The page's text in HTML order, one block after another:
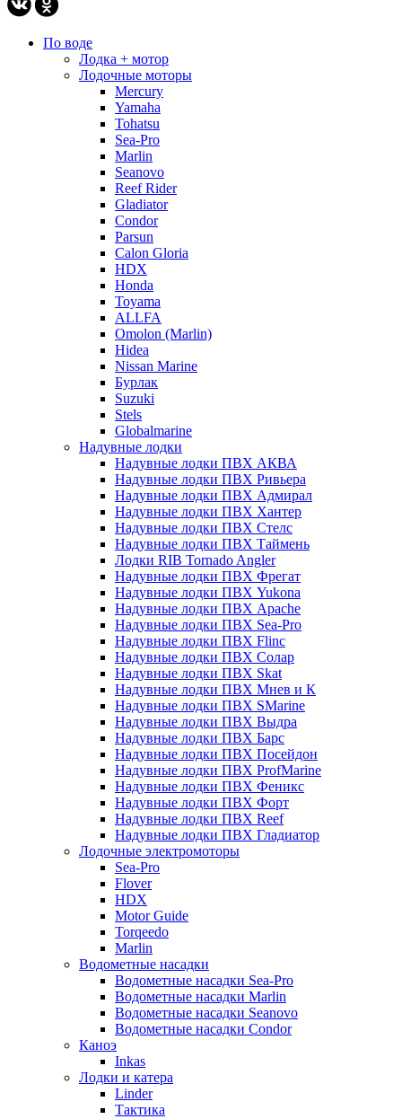
По воде
Лодка + мотор
Лодочные моторы
Mercury
Yamaha
Tohatsu
Sea-Pro
Marlin
Seanovo
Reef Rider
Gladiator
Condor
Parsun
Calon Gloria
HDX
Honda
Toyama
ALLFA
Omolon (Marlin)
Hidea
Nissan Marine
Бурлак
Suzuki
Stels
Globalmarine
Надувные лодки
Надувные лодки ПВХ АКВА
Надувные лодки ПВХ Ривьера
Надувные лодки ПВХ Адмирал
Надувные лодки ПВХ Хантер
Надувные лодки ПВХ Стелс
Надувные лодки ПВХ Таймень
Лодки RIB Tornado Angler
Надувные лодки ПВХ Фрегат
Надувные лодки ПВХ Yukona
Надувные лодки ПВХ Apache
Надувные лодки ПВХ Sea-Pro
Надувные лодки ПВХ Flinc
Надувные лодки ПВХ Солар
Надувные лодки ПВХ Skat
Надувные лодки ПВХ Мнев и К
Надувные лодки ПВХ SMarine
Надувные лодки ПВХ Выдра
Надувные лодки ПВХ Барс
Надувные лодки ПВХ Посейдон
Надувные лодки ПВХ ProfMarine
Надувные лодки ПВХ Феникс
Надувные лодки ПВХ Форт
Надувные лодки ПВХ Reef
Надувные лодки ПВХ Гладиатор
Лодочные электромоторы
Sea-Pro
Flover
HDX
Motor Guide
Torqeedo
Marlin
Водометные насадки
Водометные насадки Sea-Pro
Водометные насадки Marlin
Водометные насадки Seanovo
Водометные насадки Condor
Каноэ
Inkas
Лодки и катера
Linder
Тактика